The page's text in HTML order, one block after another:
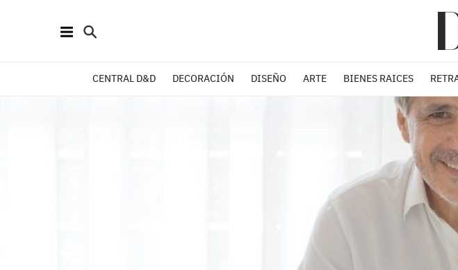
CENTRAL D&D DECORACIÓN DISEÑO ARTE BIENES RAICES